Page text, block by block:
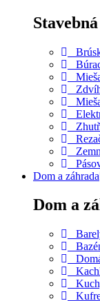
Dom a záhrada
Dom a